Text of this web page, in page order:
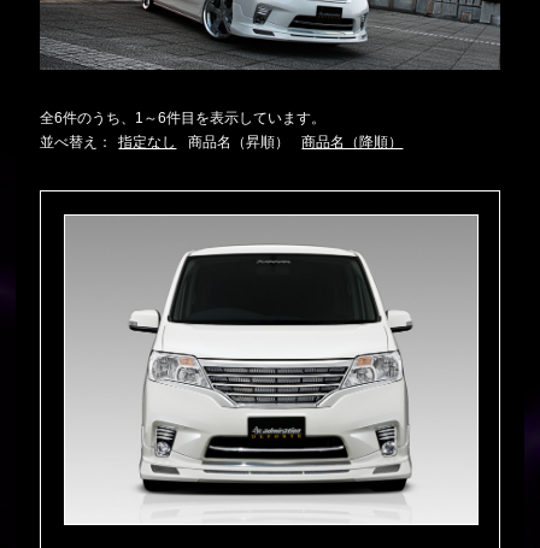
全6件のうち、1～6件目を表示しています。
並べ替え：
指定なし 商品名（昇順） 商品名（降順）